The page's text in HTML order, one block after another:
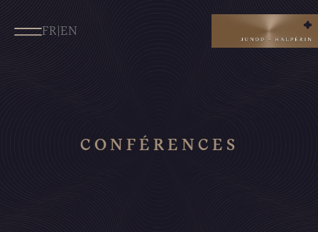
FR EN
CONFÉRENCES